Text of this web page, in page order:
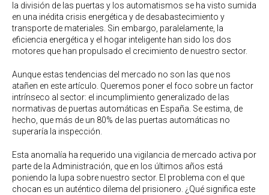
la división de las puertas y los automatismos se ha visto sumida
en una inédita crisis energética y de desabastecimiento y
transporte de materiales. Sin embargo, paralelamente, la
eficiencia energética y el hogar inteligente han sido los dos
motores que han propulsado el crecimiento de nuestro sector.
Aunque estas tendencias del mercado no son las que nos
atañen en este artículo. Queremos poner el foco sobre un factor
intrínseco al sector: el incumplimiento generalizado de las
normativas de puertas automáticas en España. Se estima, de
hecho, que más de un 80% de las puertas automáticas no
superaría la inspección.
Esta anomalía ha requerido una vigilancia de mercado activa por
parte de la Administración, que en los últimos años está
poniendo la lupa sobre nuestro sector. El problema con el que
chocan es un auténtico dilema del prisionero. ¿Qué significa este